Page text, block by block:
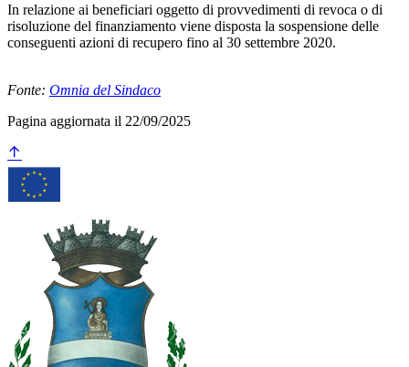
In relazione ai beneficiari oggetto di provvedimenti di revoca o di
risoluzione del finanziamento viene disposta la sospensione delle
conseguenti azioni di recupero fino al 30 settembre 2020.
Fonte: Omnia del Sindaco
Pagina aggiornata il 22/09/2025